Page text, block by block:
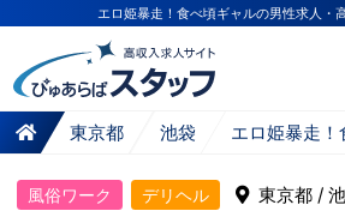
エロ姫暴走！食べ頃ギャルの男性求人・
東京都 池袋 エロ姫暴走
風俗ワーク デリヘル 東京都 /